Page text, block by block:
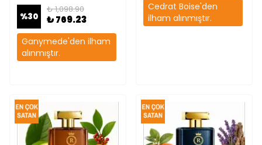
%30
₺ 1,098.90
₺ 769.23
Ganymede'den ilham
alınmıştır.
Cedrat Boise'den
ilham alınmıştır.